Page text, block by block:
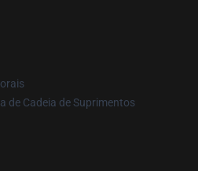
de Cadeia de Suprimentos